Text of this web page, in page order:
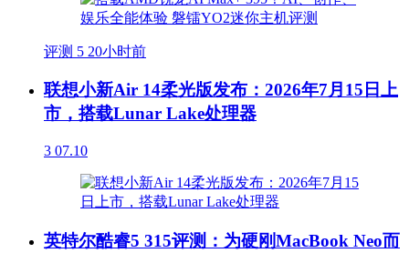
评测 5 20小时前
联想小新Air 14柔光版发布：2026年7月15日上
市，搭载Lunar Lake处理器
3 07.10
英特尔酷睿5 315评测：为硬刚MacBook Neo而